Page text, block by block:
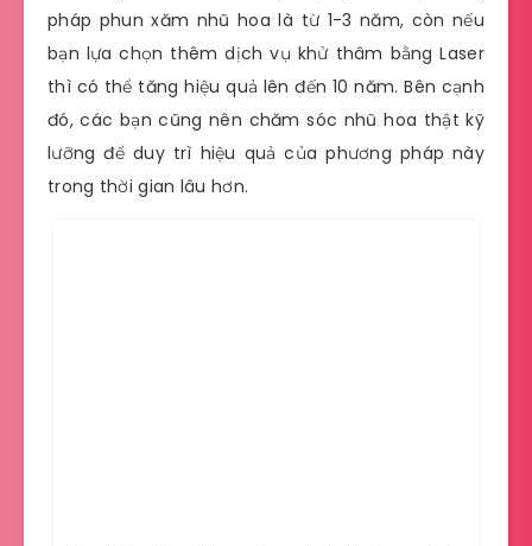
pháp phun xăm nhũ hoa là từ 1-3 năm, còn nếu
bạn lựa chọn thêm dịch vụ khử thâm bằng Laser
thì có thể tăng hiệu quả lên đến 10 năm. Bên cạnh
đó, các bạn cũng nên chăm sóc nhũ hoa thật kỹ
lưỡng để duy trì hiệu quả của phương pháp này
trong thời gian lâu hơn.